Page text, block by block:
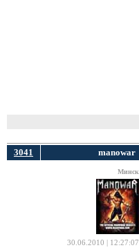
3041 manowar
Минск
30.06.2010 | 12:27:07